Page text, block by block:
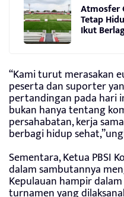
Atmosfer
Tetap
Ikut
“Kami turut merasakan
peserta dan suporter
pertandingan pada hari
bukan hanya tentang
persahabatan, kerja
berbagi hidup
Sementara, Ketua PBSI
dalam sambutannya
Kepulauan hampir